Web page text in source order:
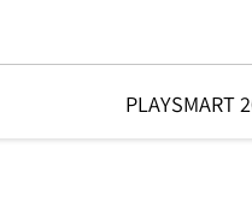
Melissa and Doug